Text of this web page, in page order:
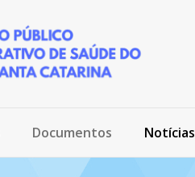
Documentos Notícias